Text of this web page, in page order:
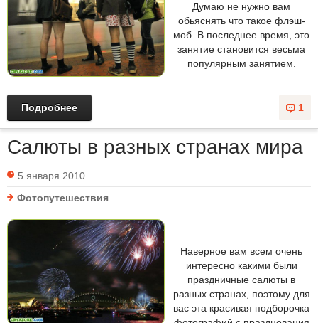
Думаю не нужно вам
обьяснять что такое флэш-
моб. В последнее время, это
занятие становится весьма
популярным занятием.
1
Подробнее
Салюты в разных странах мира
5 января 2010
Фотопутешествия
Наверное вам всем очень
интересно какими были
праздничные салюты в
разных странах, поэтому для
вас эта красивая подборочка